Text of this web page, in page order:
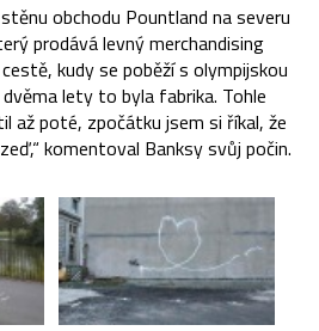
obchodu Pountland na severu
prodává levný merchandising
kudy se poběží s olympijskou
lety to byla fabrika. Tohle
až poté, zpočátku jsem si říkal, že
komentoval Banksy svůj počin.